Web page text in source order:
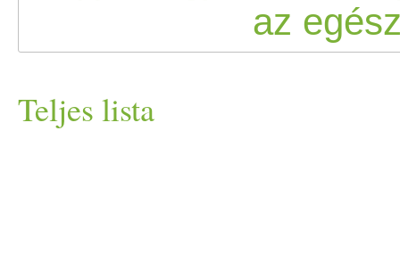
Teljes lista